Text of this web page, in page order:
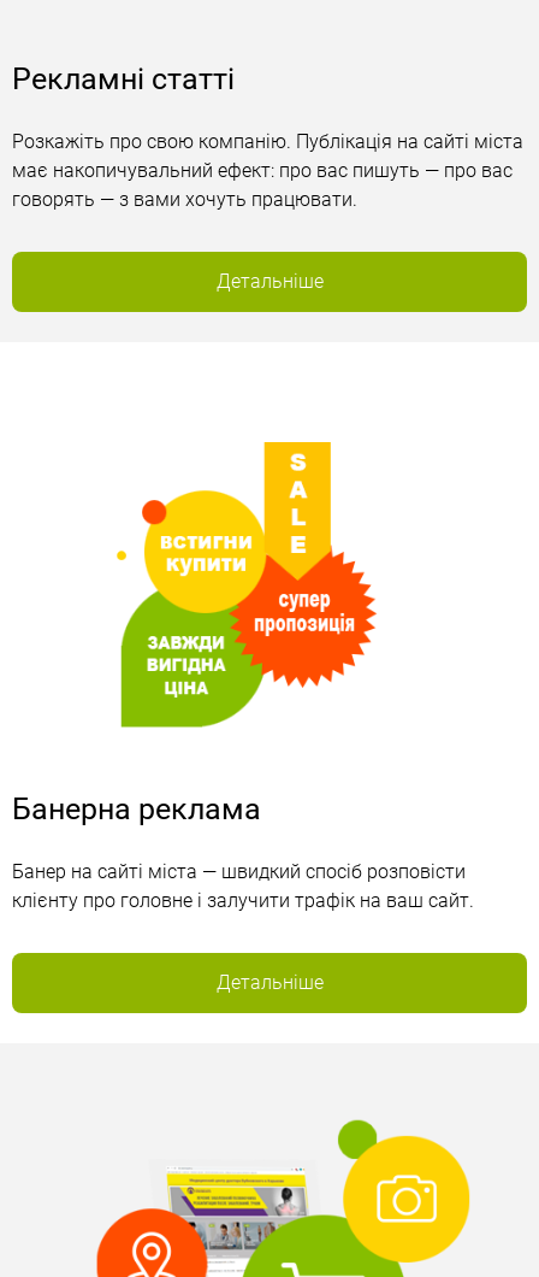
Рекламні статті
Розкажіть про свою компанію. Публікація на сайті міста
має накопичувальний ефект: про вас пишуть — про вас
говорять — з вами хочуть працювати.
Детальніше
Банерна реклама
Банер на сайті міста — швидкий спосіб розповісти
клієнту про головне і залучити трафік на ваш сайт.
Детальніше